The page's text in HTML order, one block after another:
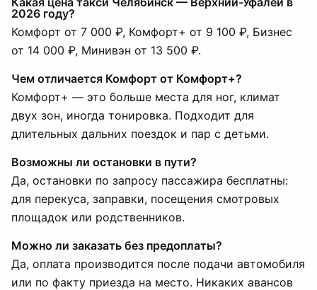
2026 году?
Комфорт от 7 000 ₽, Комфорт+ от 9 100 ₽, Бизнес
от 14 000 ₽, Минивэн от 13 500 ₽.
Чем отличается Комфорт от Комфорт+?
Комфорт+ — это больше места для ног, климат
двух зон, иногда тонировка. Подходит для
длительных дальних поездок и пар с детьми.
Возможны ли остановки в пути?
Да, остановки по запросу пассажира бесплатны:
для перекуса, заправки, посещения смотровых
площадок или родственников.
Можно ли заказать без предоплаты?
Да, оплата производится после подачи автомобиля
или по факту приезда на место. Никаких авансов